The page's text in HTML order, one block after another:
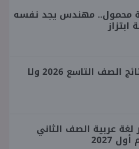
محمول.. مهندس يجد نفسه
هل طلعت نتائج الصف التاسع 2026 ولا
لغة عربية الصف الثاني
2027